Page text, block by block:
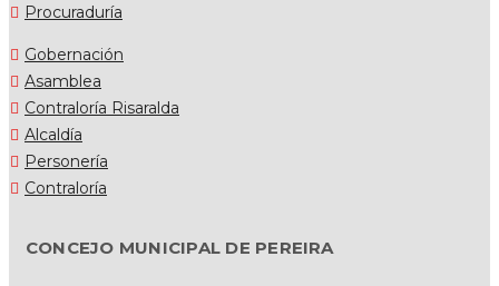
Procuraduría
Gobernación
Asamblea
Contraloría Risaralda
Alcaldía
Personería
Contraloría
CONCEJO MUNICIPAL DE PEREIRA